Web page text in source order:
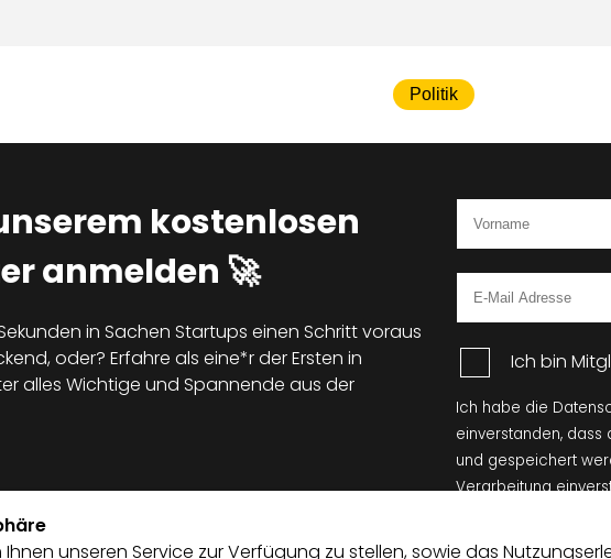
Politik
kostenlosen
anmelden 🚀
in Sachen Startups einen Schritt voraus
oder? Erfahre als eine*r der Ersten in
alles Wichtige und Spannende aus der
Ich bin
Ich habe die
einverstanden,
und gespeichert
Verarbeitung
unseren Service zur Verfügung zu stellen, sowie das